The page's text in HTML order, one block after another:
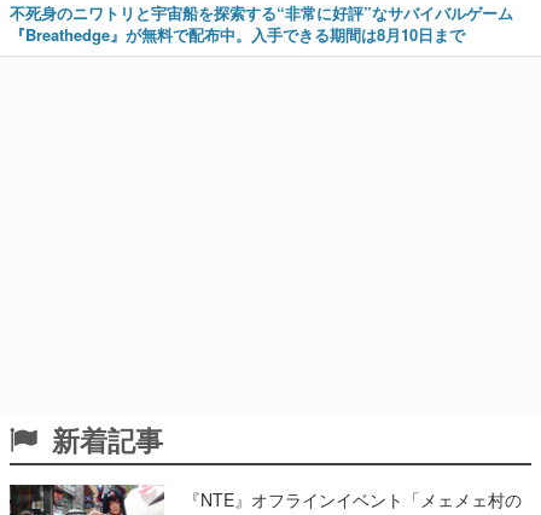
不死身のニワトリと宇宙船を探索する“非常に好評”なサバイバルゲーム
『Breathedge』が無料で配布中。入手できる期間は8月10日まで
新着記事
『NTE』オフラインイベント「メェメェ村の